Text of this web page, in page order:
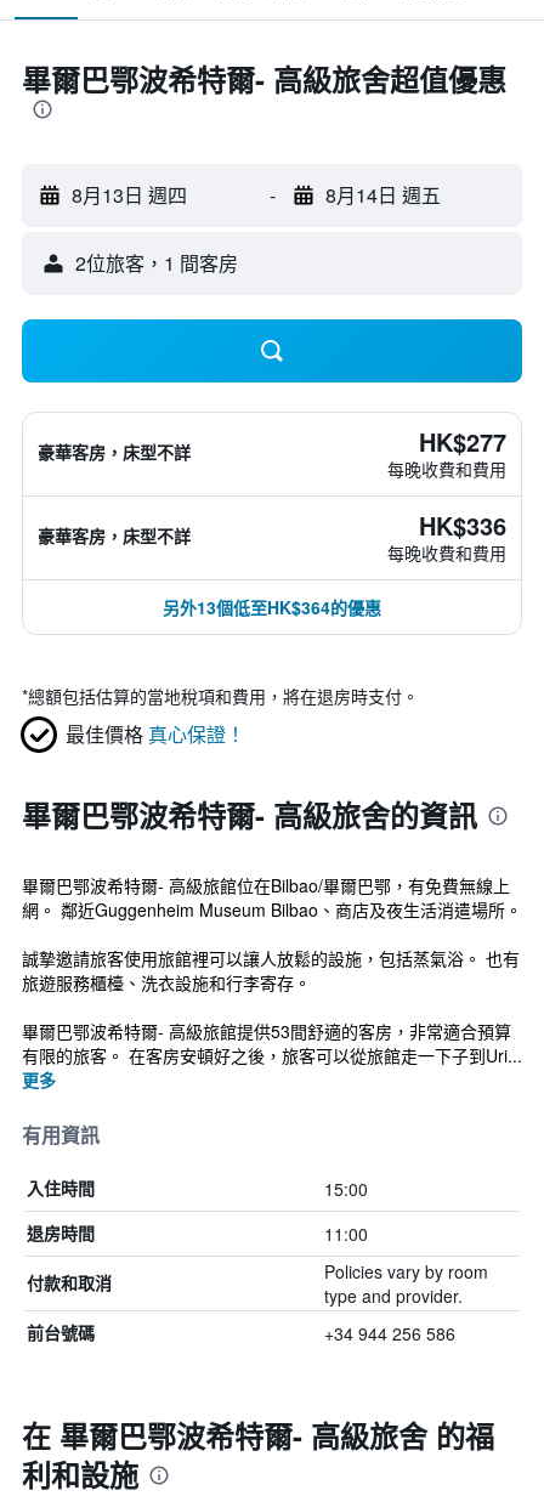
畢爾巴鄂波希特爾- 高級旅舍超值優惠
8月13日 週四 - 8月14日 週五
2位旅客，1 間客房
豪華客房，床型不詳 HK$277
每晚收費和費用
豪華客房，床型不詳 HK$336
每晚收費和費用
另外13個低至HK$364的優惠
*總額包括估算的當地稅項和費用，將在退房時支付。
最佳價格 真心保證！
畢爾巴鄂波希特爾- 高級旅舍的資訊
畢爾巴鄂波希特爾- 高級旅館位在Bilbao/畢爾巴鄂，有免費無線上
網。 鄰近Guggenheim Museum Bilbao、商店及夜生活消遣場所。
誠摯邀請旅客使用旅館裡可以讓人放鬆的設施，包括蒸氣浴。 也有
旅遊服務櫃檯、洗衣設施和行李寄存。
畢爾巴鄂波希特爾- 高級旅館提供53間舒適的客房，非常適合預算
有限的旅客。 在客房安頓好之後，旅客可以從旅館走一下子到Uri...
更多
有用資訊
入住時間 15:00
退房時間 11:00
付款和取消
Policies vary by room
type and provider.
前台號碼 +34 944 256 586
在 畢爾巴鄂波希特爾- 高級旅舍 的福
利和設施